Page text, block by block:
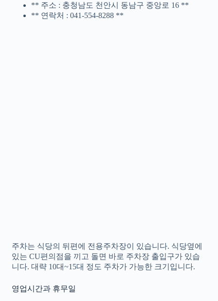
** 주소 : 충청남도 천안시 동남구 중앙로 16 **
** 연락처 : 041-554-8288 **
주차는 식당의 뒤편에 전용주차장이 있습니다. 식당옆에
있는 CU편의점을 끼고 돌면 바로 주차장 출입구가 있습
니다. 대략 10대~15대 정도 주차가 가능한 크기입니다.
영업시간과 휴무일